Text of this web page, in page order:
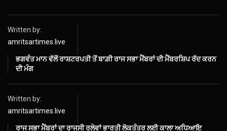
Written by:
amritsartimes.live
ਭਗਵੰਤ ਮਾਨ ਵੱਲੋਂ ਰਾਸ਼ਟਰਪਤੀ ਤੋਂ ਬਾਗ਼ੀ ਰਾਜ ਸਭਾ ਮੈਂਬਰਾਂ ਦੀ ਮੈਂਬਰਸ਼ਿਪ ਰੱਦ ਕਰਨ
ਦੀ ਮੰਗ
Written by:
amritsartimes.live
ਰਾਜ ਸਭਾ ਮੈਂਬਰਾਂ ਦਾ ਰਾਜਸੀ ਰਲੇਵਾਂ ਭਾਰਤੀ ਲੋਕਤੰਤਰ ਲਈ ਕਾਲਾ ਅਧਿਆਇ